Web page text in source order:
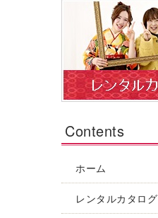
Contents
ホーム
レンタルカタログ